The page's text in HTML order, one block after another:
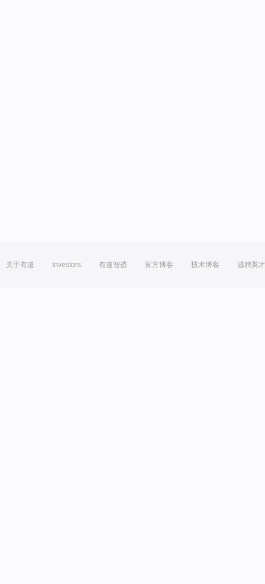
关于有道 Investors 有道智选 官方博客 技术博客 诚聘英才